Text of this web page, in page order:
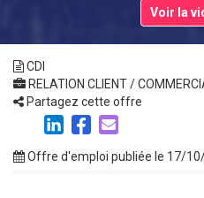
Voir la
CDI
RELATION CLIENT /
Partagez cette offre
Offre d'emploi publiée le 17/